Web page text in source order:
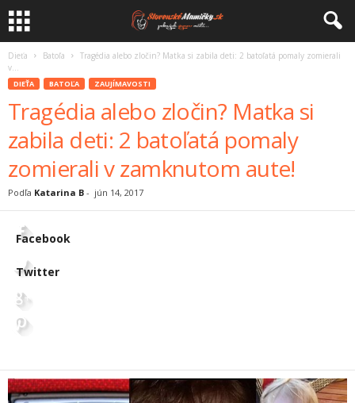
Dieťa Batoľa
Tragédia alebo zločin? Matka si zabila deti: 2 batoľatá pomaly zomierali
v...
DIEŤA BATOĽA ZAUJÍMAVOSTI
Tragédia alebo zločin? Matka si
zabila deti: 2 batoľatá pomaly
zomierali v zamknutom aute!
Podľa Katarina B - jún 14, 2017
Facebook
Twitter